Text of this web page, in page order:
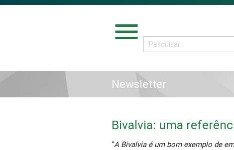
menu
Newsletter
Bivalvia: uma
“A Bivalvia é um bom exemplo de